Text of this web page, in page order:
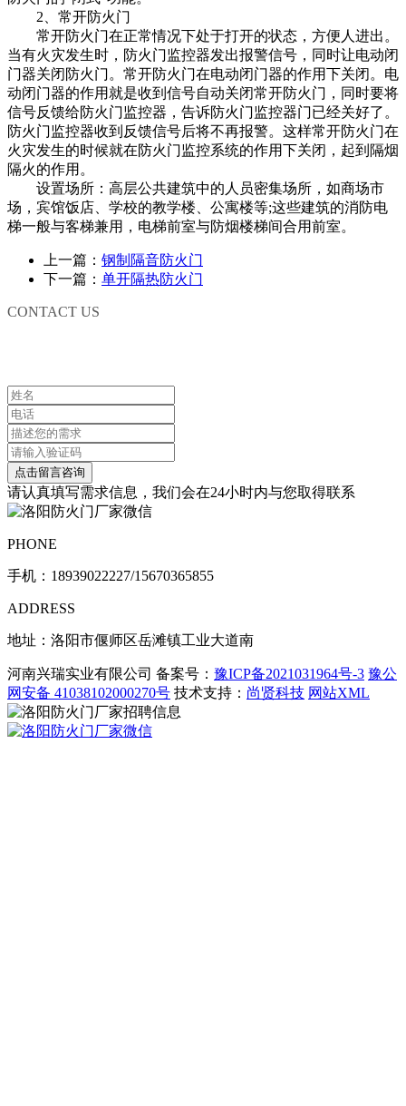
2、常开防火门
常开防火门在正常情况下处于打开的状态，方便人进出。
当有火灾发生时，防火门监控器发出报警信号，同时让电动闭
门器关闭防火门。常开防火门在电动闭门器的作用下关闭。电
动闭门器的作用就是收到信号自动关闭常开防火门，同时要将
信号反馈给防火门监控器，告诉防火门监控器门已经关好了。
防火门监控器收到反馈信号后将不再报警。这样常开防火门在
火灾发生的时候就在防火门监控系统的作用下关闭，起到隔烟
隔火的作用。
设置场所：高层公共建筑中的人员密集场所，如商场市
场，宾馆饭店、学校的教学楼、公寓楼等;这些建筑的消防电
梯一般与客梯兼用，电梯前室与防烟楼梯间合用前室。
上一篇： 钢制隔音防火门
下一篇： 单开隔热防火门
CONTACT US
请认真填写需求信息，我们会在24小时内与您取得联系
PHONE
手机： 18939022227/15670365855
ADDRESS
地址：洛阳市偃师区岳滩镇工业大道南
河南兴瑞实业有限公司 备案号： 豫ICP备2021031964号-3 豫公
网安备 41038102000270号 技术支持： 尚贤科技 网站XML